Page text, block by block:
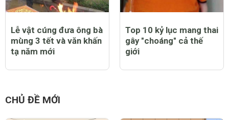
Lễ vật cúng đưa ông bà
mùng 3 tết và văn khấn
tạ năm mới
Top 10 kỷ lục mang thai
gây "choáng" cả thế
giới
CHỦ ĐỀ MỚI